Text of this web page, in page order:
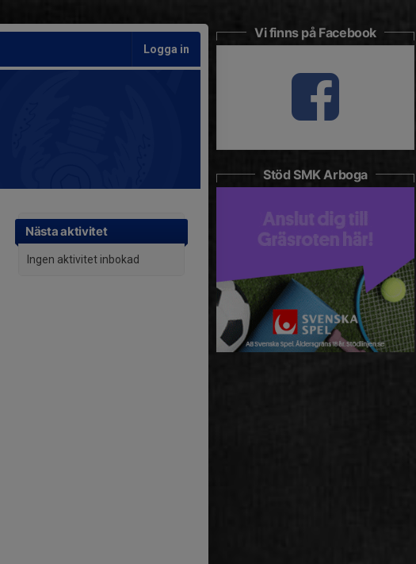
Logga in
Nästa aktivitet
Ingen aktivitet inbokad
Vi finns på Facebook
Stöd SMK Arboga